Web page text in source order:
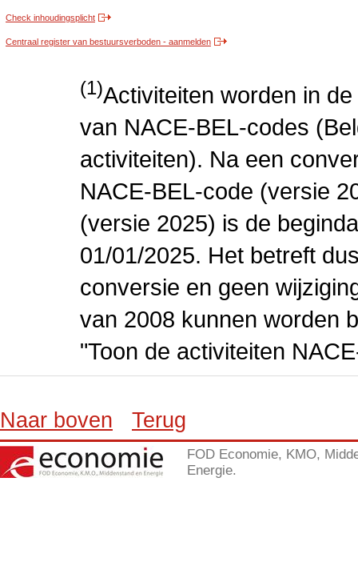
Check inhoudingsplicht
Centraal register van bestuursverboden - aanmelden
(1)Activiteiten worden in
van NACE-BEL-codes
activiteiten). Na een
NACE-BEL-code (versie
(versie 2025) is de
01/01/2025. Het betreft
conversie en geen
van 2008 kunnen worden
"Toon de activiteiten
Naar boven Terug
FOD Economie, KMO,
Energie.